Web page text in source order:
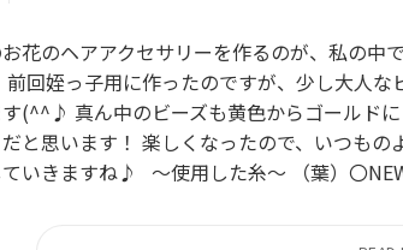
花のヘアアクセサリーを作るのが、私の中
前回姪っ子用に作ったのですが、少し大人
(^^♪ 真ん中のビーズも黄色からゴールド
と思います！ 楽しくなったので、いつも
いきますね♪ ～使用した糸～ （葉）〇